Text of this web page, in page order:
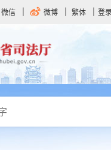
微信 微博 繁体 登